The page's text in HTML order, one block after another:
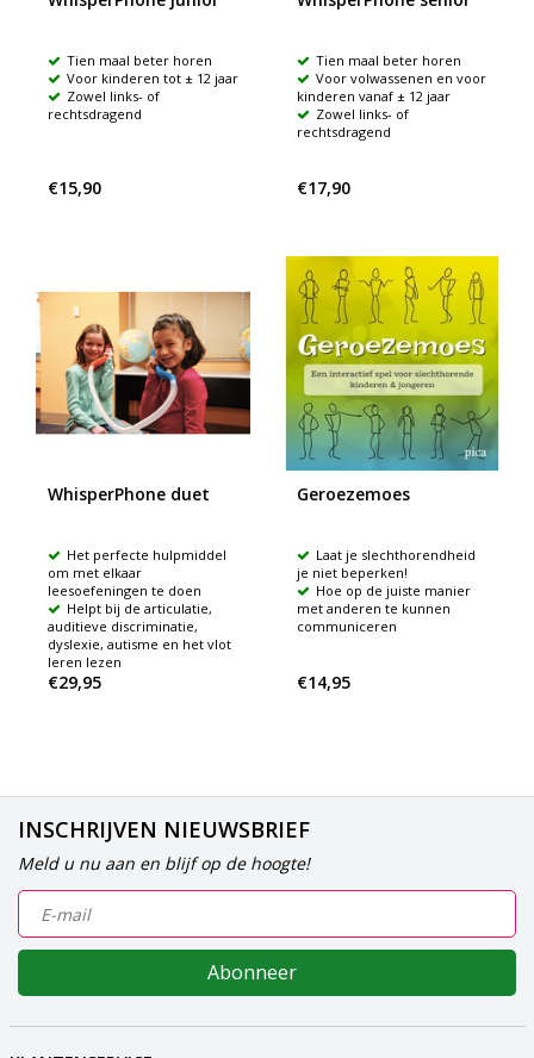
Tien maal beter horen
Voor kinderen tot ± 12 jaar
Zowel links- of
rechtsdragend
€15,90
Tien maal beter horen
Voor volwassenen en voor
kinderen vanaf ± 12 jaar
Zowel links- of
rechtsdragend
€17,90
WhisperPhone duet
Het perfecte hulpmiddel
om met elkaar
leesoefeningen te doen
Helpt bij de articulatie,
auditieve discriminatie,
dyslexie, autisme en het vlot
leren lezen
€29,95
Geroezemoes
Laat je slechthorendheid
je niet beperken!
Hoe op de juiste manier
met anderen te kunnen
communiceren
€14,95
INSCHRIJVEN NIEUWSBRIEF
Meld u nu aan en blijf op de hoogte!
Abonneer